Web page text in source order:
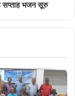
सप्ताह भजन सूरु